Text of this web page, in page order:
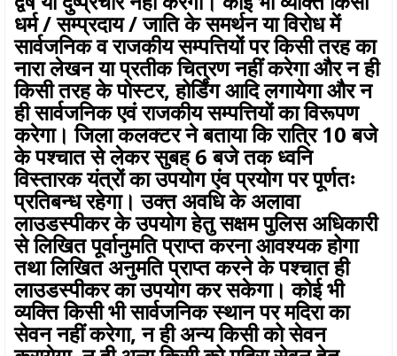
धर्म / सम्प्रदाय / जाति के समर्थन या विरोध में
सार्वजनिक व राजकीय सम्पत्तियों पर किसी तरह का
नारा लेखन या प्रतीक चित्रण नहीं करेगा और न ही
किसी तरह के पोस्टर, होर्डिंग आदि लगायेगा और न
ही सार्वजनिक एवं राजकीय सम्पत्तियों का विरूपण
करेगा। जिला कलक्टर ने बताया कि रात्रि 10 बजे
के पश्चात से लेकर सुबह 6 बजे तक ध्वनि
विस्तारक यंत्रों का उपयोग एंव प्रयोग पर पूर्णतः
प्रतिबन्ध रहेगा। उक्त अवधि के अलावा
लाउडस्पीकर के उपयोग हेतु सक्षम पुलिस अधिकारी
से लिखित पूर्वानुमति प्राप्त करना आवश्यक होगा
तथा लिखित अनुमति प्राप्त करने के पश्चात ही
लाउडस्पीकर का उपयोग कर सकेगा। कोई भी
व्यक्ति किसी भी सार्वजनिक स्थान पर मदिरा का
सेवन नहीं करेगा, न ही अन्य किसी को सेवन